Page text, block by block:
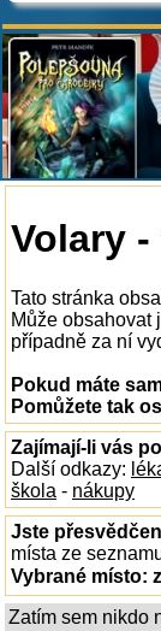
Volary
Tato stránka
Může obsahovat
případně za ní
Pokud máte
Pomůžete tak
Zajímají-li vás
Další odkazy:
škola - nákupy
Jste
místa ze
Vybrané místo:
Zatím sem nikdo